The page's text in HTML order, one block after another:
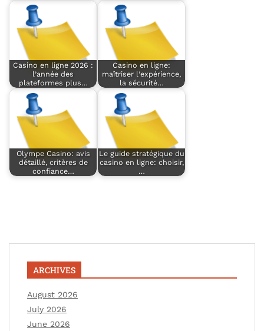
Casino en ligne 2026 :
l’année des
plateformes plus…
Casino en ligne:
maîtriser l’expérience,
la sécurité…
Olympe Casino: avis
détaillé, critères de
confiance…
Le guide stratégique du
casino en ligne: choisir,
…
ARCHIVES
August 2026
July 2026
June 2026